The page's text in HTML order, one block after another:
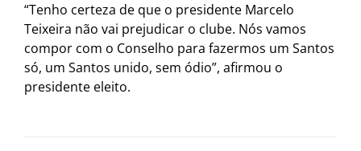
“Tenho certeza de que o presidente Marcelo
Teixeira não vai prejudicar o clube. Nós vamos
compor com o Conselho para fazermos um Santos
só, um Santos unido, sem ódio”, afirmou o
presidente eleito.